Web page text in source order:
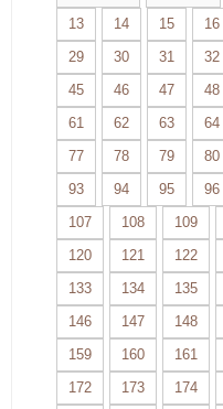
13
14 15 16
29
30 31 32
45
46 47 48
61
62 63 64
77
78 79 80
93
94 95 96
107
108 109
120
121 122
133
134 135
146
147 148
159
160 161
172
173 174